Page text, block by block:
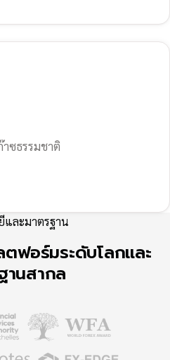
ซธรรมชาติ
และมาตรฐาน
ฟอร์มระดับโลกและ
านสากล